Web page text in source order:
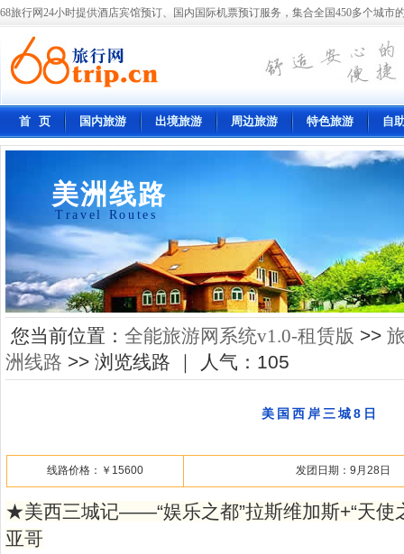
68旅行网24小时提供酒店宾馆预订、国内国际机票预订服务，集合全国450多个城市
首 页 国内旅游 出境旅游 周边旅游 特色旅游 自
美洲线路
Travel Routes
您当前位置： 全能旅游网系统v1.0-租赁版 >>
洲线路 >> 浏览线路 ｜ 人气： 105
美国西岸三城8日
线路价格：￥15600 发团日期：9月28日
★美西三城记——“娱乐之都”拉斯维加斯+“天使
亚哥